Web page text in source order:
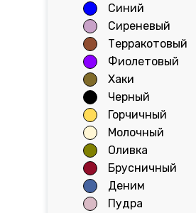
Синий
Сиреневый
Терракотовый
Фиолетовый
Хаки
Черный
Горчичный
Молочный
Оливка
Брусничный
Деним
Пудра